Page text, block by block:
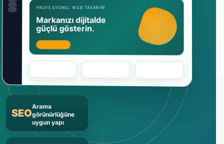
PROFESYONEL WEB TASARIM
Markanızı dijitalde
güçlü gösterin.
SEO
Arama
görünürlüğüne
uygun yapı